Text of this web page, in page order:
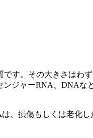
す。その大きさはわ
ジャーRNA、DNAな
は、損傷もしくは老化